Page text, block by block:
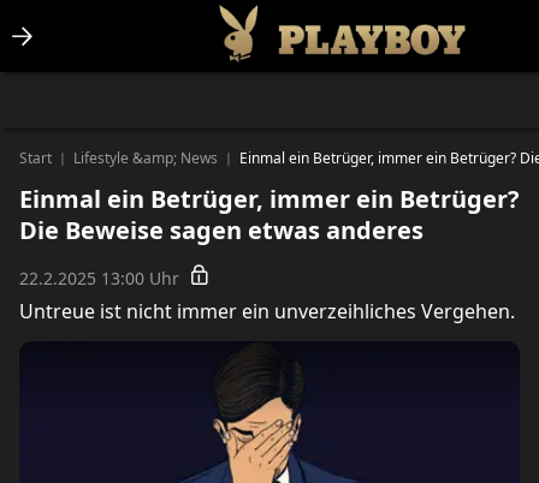
Start | Lifestyle &amp; News | Einmal ein Betrüger, immer ein Betrüger?
Einmal ein Betrüger, immer ein Betrüger?
Die Beweise sagen etwas anderes
22.2.2025 13:00 Uhr
Untreue ist nicht immer ein unverzeihliches Vergehen.